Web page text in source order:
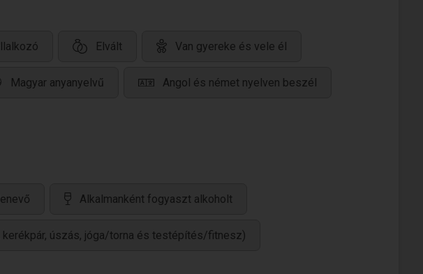
Elvált Van gyereke és vele él
Magyar anyanyelvű Angol és német nyelven beszél
Alkalmanként fogyaszt alkoholt
úszás, jóga/torna és testépítés/fitnesz)